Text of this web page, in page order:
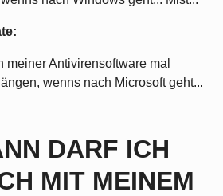
meiner Antivirensoftware mal
wenns nach Microsoft geht...
DARF ICH
MIT MEINEM